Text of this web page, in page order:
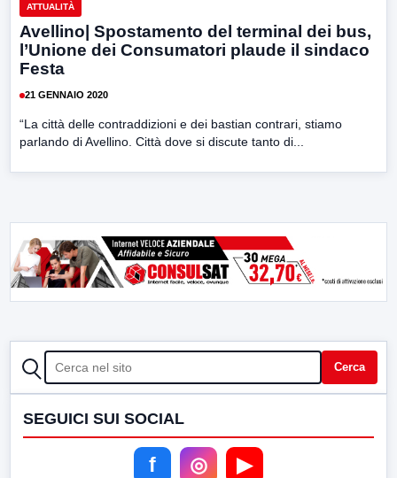
ATTUALITÀ
Avellino| Spostamento del terminal dei bus,
l’Unione dei Consumatori plaude il sindaco
Festa
21 GENNAIO 2020
“La città delle contraddizioni e dei bastian contrari, stiamo
parlando di Avellino. Città dove si discute tanto di...
CERCA Cerca
SEGUICI SUI SOCIAL
f ◎ ▶